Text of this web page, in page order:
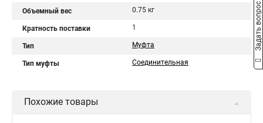
Объемный вес 0.75 кг
Кратность поставки 1
Тип Муфта
Тип муфты Соединительная
Похожие товары
Задать вопрос